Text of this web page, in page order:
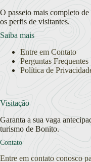
O passeio mais completo
os perfis de visitantes.
Saiba mais
Entre em Contato
Perguntas Frequentes
Política de
Visitação
Garanta a sua vaga
turismo de Bonito.
Contato
Entre em contato conosco